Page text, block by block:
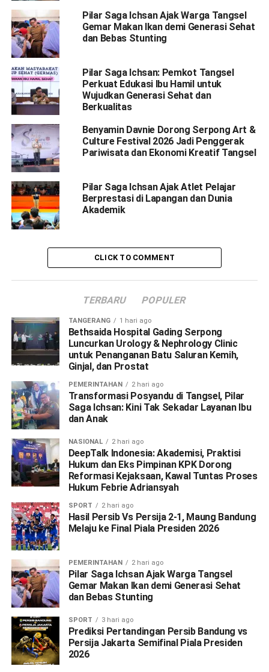
Pilar Saga Ichsan Ajak Warga Tangsel
Gemar Makan Ikan demi Generasi Sehat
dan Bebas Stunting
Pilar Saga Ichsan: Pemkot Tangsel
Perkuat Edukasi Ibu Hamil untuk
Wujudkan Generasi Sehat dan
Berkualitas
Benyamin Davnie Dorong Serpong Art &
Culture Festival 2026 Jadi Penggerak
Pariwisata dan Ekonomi Kreatif Tangsel
Pilar Saga Ichsan Ajak Atlet Pelajar
Berprestasi di Lapangan dan Dunia
Akademik
CLICK TO COMMENT
TERBARU POPULER
TANGERANG 1 hari ago
Bethsaida Hospital Gading Serpong
Luncurkan Urology & Nephrology Clinic
untuk Penanganan Batu Saluran Kemih,
Ginjal, dan Prostat
PEMERINTAHAN 2 hari ago
Transformasi Posyandu di Tangsel, Pilar
Saga Ichsan: Kini Tak Sekadar Layanan Ibu
dan Anak
NASIONAL 2 hari ago
DeepTalk Indonesia: Akademisi, Praktisi
Hukum dan Eks Pimpinan KPK Dorong
Reformasi Kejaksaan, Kawal Tuntas Proses
Hukum Febrie Adriansyah
SPORT 2 hari ago
Hasil Persib Vs Persija 2-1, Maung Bandung
Melaju ke Final Piala Presiden 2026
PEMERINTAHAN 2 hari ago
Pilar Saga Ichsan Ajak Warga Tangsel
Gemar Makan Ikan demi Generasi Sehat
dan Bebas Stunting
SPORT 3 hari ago
Prediksi Pertandingan Persib Bandung vs
Persija Jakarta Semifinal Piala Presiden
2026